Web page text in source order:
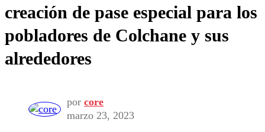
creación de pase especial para los
pobladores de Colchane y sus
alrededores
por core
marzo 23, 2023